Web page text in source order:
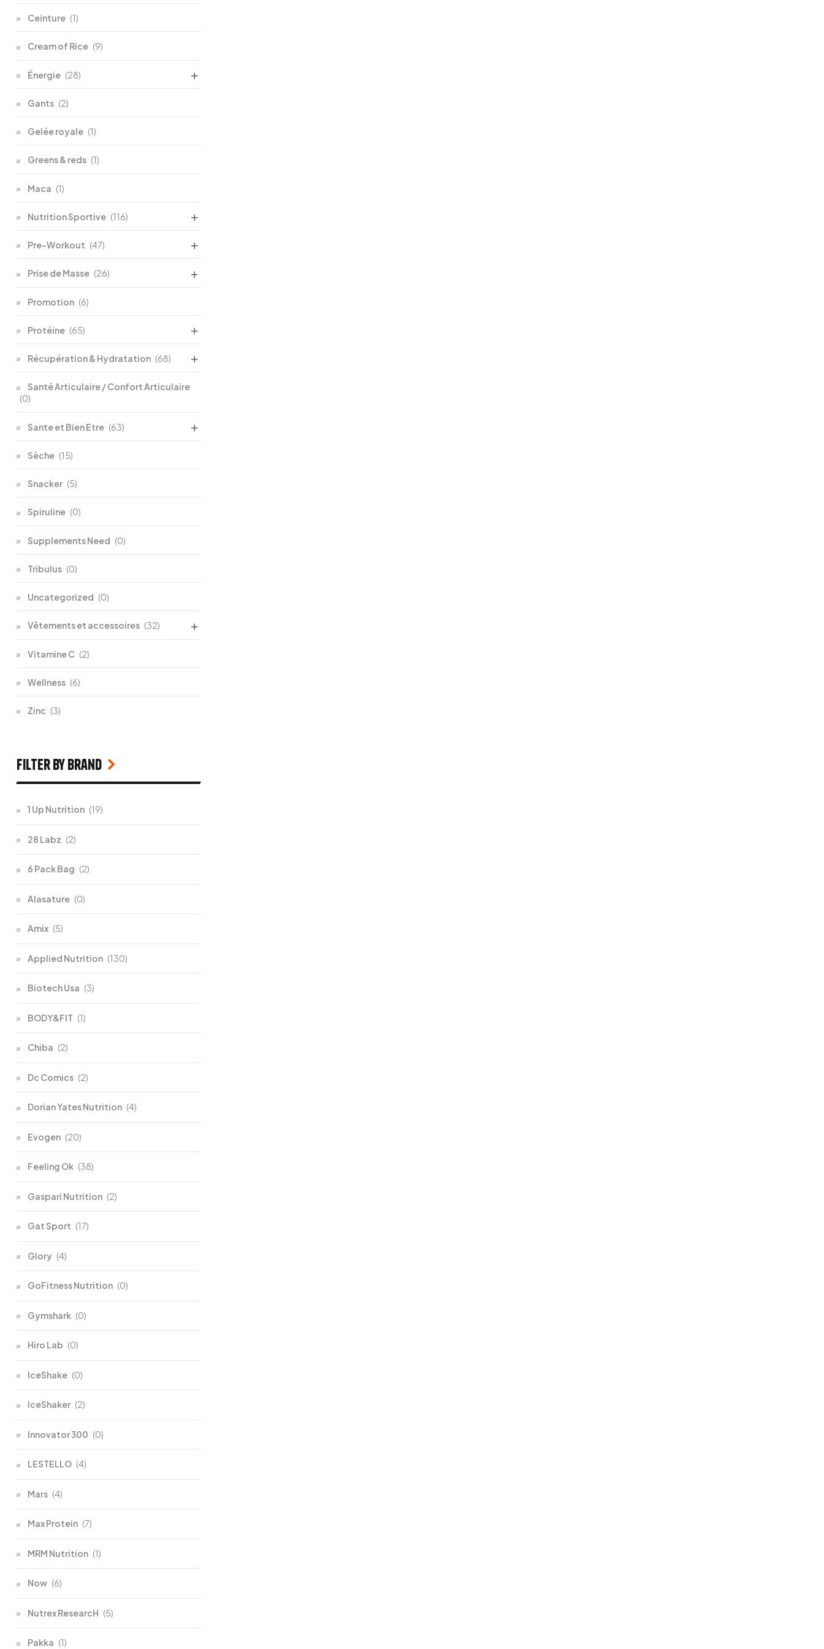
Ceinture (1)
Cream of Rice (9)
Énergie (28)
Gants (2)
Gelée royale (1)
Greens & reds (1)
Maca (1)
Nutrition Sportive (116)
Pre-Workout (47)
Prise de Masse (26)
Promotion (6)
Protéine (65)
Récupération & Hydratation (68)
Santé Articulaire / Confort Articulaire
(0)
Sante et Bien Etre (63)
Sèche (15)
Snacker (5)
Spiruline (0)
Supplements Need (0)
Tribulus (0)
Uncategorized (0)
Vêtements et accessoires (32)
Vitamine C (2)
Wellness (6)
Zinc (3)
filter by Brand
1 Up Nutrition (19)
28 Labz (2)
6 Pack Bag (2)
Alasature (0)
Amix (5)
Applied Nutrition (130)
Biotech Usa (3)
BODY&FIT (1)
Chiba (2)
Dc Comics (2)
Dorian Yates Nutrition (4)
Evogen (20)
Feeling Ok (38)
Gaspari Nutrition (2)
Gat Sport (17)
Glory (4)
GoFitness Nutrition (0)
Gymshark (0)
Hiro Lab (0)
IceShake (0)
IceShaker (2)
Innovator 300 (0)
LESTELLO (4)
Mars (4)
Max Protein (7)
MRM Nutrition (1)
Now (6)
Nutrex ResearcH (5)
Pakka (1)